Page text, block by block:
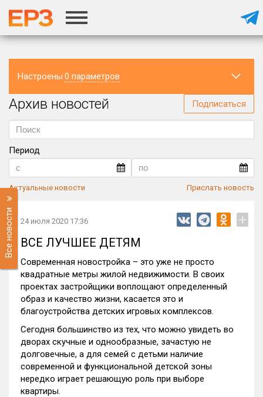
Настроены 0 параметров
Регион
Архив новостей Подписаться
Период
Актуальные новости Прислать новость
Все новости 24 июля 2020 17:36 +
ВСЕ ЛУЧШЕЕ ДЕТЯМ
Современная новостройка – это уже не просто
квадратные метры жилой недвижимости. В своих
проектах застройщики воплощают определенный
образ и качество жизни, касается это и
благоустройства детских игровых комплексов.
Сегодня большинство из тех, что можно увидеть во
дворах скучные и однообразные, зачастую не
долговечные, а для семей с детьми наличие
современной и функциональной детской зоны
нередко играет решающую роль при выборе
квартиры.